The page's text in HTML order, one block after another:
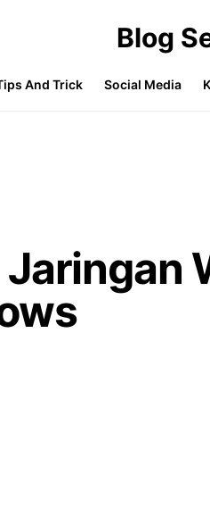
Blog
And Trick Social Media